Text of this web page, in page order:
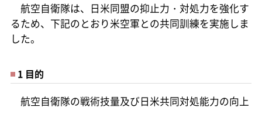
航空自衛隊は、日米同盟の抑止力・対処力を強化す
るため、下記のとおり米空軍との共同訓練を実施しま
した。
1 目的
航空自衛隊の戦術技量及び日米共同対処能力の向上